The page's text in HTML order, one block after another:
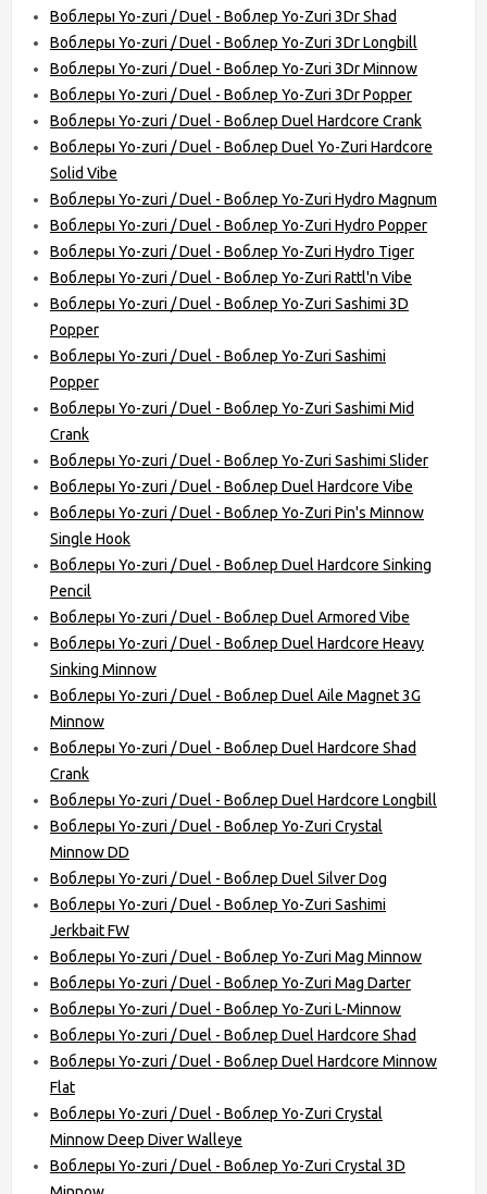
Воблеры Yo-zuri / Duel - Воблер Yo-Zuri 3Dr Shad
Воблеры Yo-zuri / Duel - Воблер Yo-Zuri 3Dr Longbill
Воблеры Yo-zuri / Duel - Воблер Yo-Zuri 3Dr Minnow
Воблеры Yo-zuri / Duel - Воблер Yo-Zuri 3Dr Popper
Воблеры Yo-zuri / Duel - Воблер Duel Hardcore Crank
Воблеры Yo-zuri / Duel - Воблер Duel Yo-Zuri Hardcore
Solid Vibe
Воблеры Yo-zuri / Duel - Воблер Yo-Zuri Hydro Magnum
Воблеры Yo-zuri / Duel - Воблер Yo-Zuri Hydro Popper
Воблеры Yo-zuri / Duel - Воблер Yo-Zuri Hydro Tiger
Воблеры Yo-zuri / Duel - Воблер Yo-Zuri Rattl'n Vibe
Воблеры Yo-zuri / Duel - Воблер Yo-Zuri Sashimi 3D
Popper
Воблеры Yo-zuri / Duel - Воблер Yo-Zuri Sashimi
Popper
Воблеры Yo-zuri / Duel - Воблер Yo-Zuri Sashimi Mid
Crank
Воблеры Yo-zuri / Duel - Воблер Yo-Zuri Sashimi Slider
Воблеры Yo-zuri / Duel - Воблер Duel Hardcore Vibe
Воблеры Yo-zuri / Duel - Воблер Yo-Zuri Pin's Minnow
Single Hook
Воблеры Yo-zuri / Duel - Воблер Duel Hardcore Sinking
Pencil
Воблеры Yo-zuri / Duel - Воблер Duel Armored Vibe
Воблеры Yo-zuri / Duel - Воблер Duel Hardcore Heavy
Sinking Minnow
Воблеры Yo-zuri / Duel - Воблер Duel Aile Magnet 3G
Minnow
Воблеры Yo-zuri / Duel - Воблер Duel Hardcore Shad
Crank
Воблеры Yo-zuri / Duel - Воблер Duel Hardcore Longbill
Воблеры Yo-zuri / Duel - Воблер Yo-Zuri Crystal
Minnow DD
Воблеры Yo-zuri / Duel - Воблер Duel Silver Dog
Воблеры Yo-zuri / Duel - Воблер Yo-Zuri Sashimi
Jerkbait FW
Воблеры Yo-zuri / Duel - Воблер Yo-Zuri Mag Minnow
Воблеры Yo-zuri / Duel - Воблер Yo-Zuri Mag Darter
Воблеры Yo-zuri / Duel - Воблер Yo-Zuri L-Minnow
Воблеры Yo-zuri / Duel - Воблер Duel Hardcore Shad
Воблеры Yo-zuri / Duel - Воблер Duel Hardcore Minnow
Flat
Воблеры Yo-zuri / Duel - Воблер Yo-Zuri Crystal
Minnow Deep Diver Walleye
Воблеры Yo-zuri / Duel - Воблер Yo-Zuri Crystal 3D